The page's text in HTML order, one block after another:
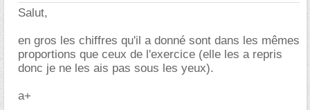
Salut,
en gros les chiffres qu'il a donné sont dans les mêmes
proportions que ceux de l'exercice (elle les a repris
donc je ne les ais pas sous les yeux).
a+